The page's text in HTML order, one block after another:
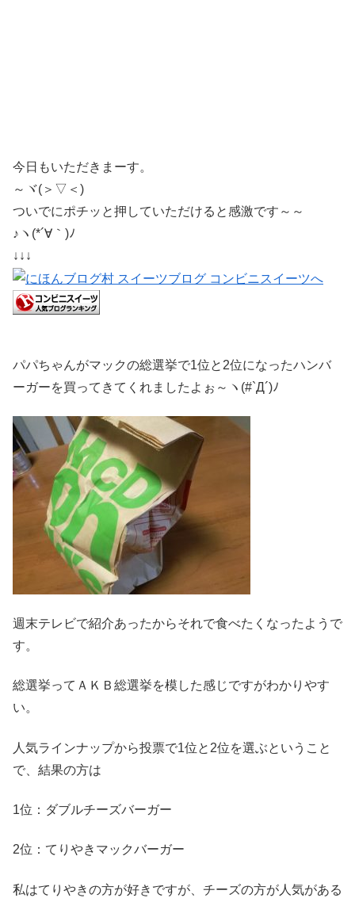
今日もいただきまーす。
～ヾ(＞▽＜)
ついでにポチッと押していただけると感激です～～
♪ヽ(*´∀｀)ﾉ
↓↓↓
パパちゃんがマックの総選挙で1位と2位になったハンバ
ーガーを買ってきてくれましたよぉ～ヽ(#`Д´)ﾉ
週末テレビで紹介あったからそれで食べたくなったようで
す。
総選挙ってＡＫＢ総選挙を模した感じですがわかりやす
い。
人気ラインナップから投票で1位と2位を選ぶということ
で、結果の方は
1位：ダブルチーズバーガー
2位：てりやきマックバーガー
私はてりやきの方が好きですが、チーズの方が人気がある